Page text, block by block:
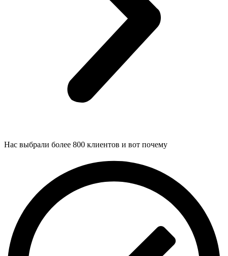
Нас выбрали более 800 клиентов и вот почему